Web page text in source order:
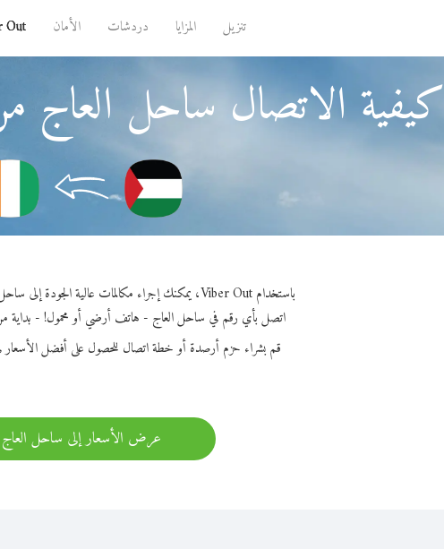
تنزيل المزايا دردشات الأمان Out
كيفية الاتصال ساحل العاج
باستخدام Viber Out، يمكنك إجراء مكالمات عالية الجودة إلى ساحل العاج من السلطة الفلسطينية.
اتصل بأي رقم في ساحل العاج - هاتف أرضي أو محمول! - بداية من 40.0 ¢ فقط لكل
قم بشراء حزم أرصدة أو خطة اتصال للحصول على أفضل الأسعار
عرض الأسعار إلى ساحل العاج